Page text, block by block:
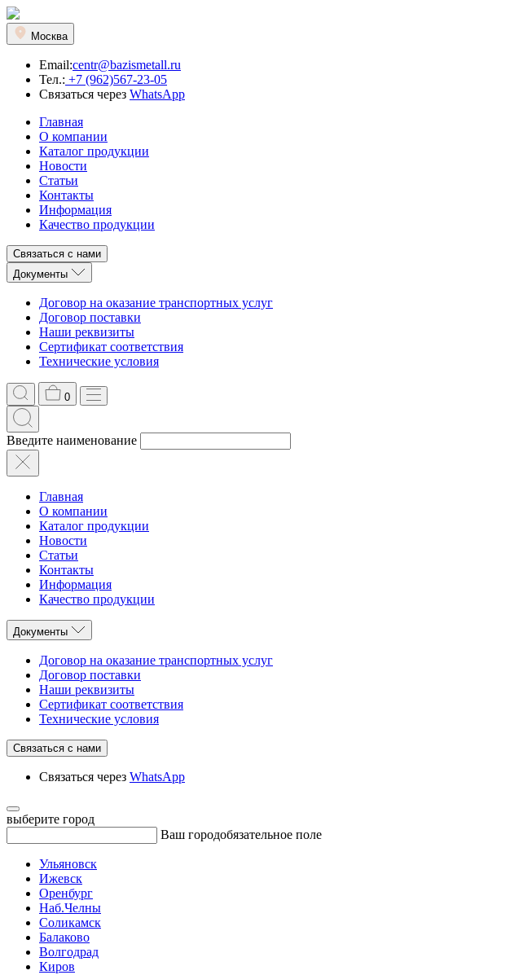
Москва
Email:centr@bazismetall.ru
Тел.: +7 (962)567-23-05
Связаться через WhatsApp
Главная
О компании
Каталог продукции
Новости
Статьи
Контакты
Информация
Качество продукции
Связаться с нами
Документы
Договор на оказание транспортных услуг
Договор поставки
Наши реквизиты
Сертификат соответствия
Технические условия
0
Введите наименование
Главная
О компании
Каталог продукции
Новости
Статьи
Контакты
Информация
Качество продукции
Документы
Договор на оказание транспортных услуг
Договор поставки
Наши реквизиты
Сертификат соответствия
Технические условия
Связаться с нами
Связаться через WhatsApp
выберите город
Ваш городобязательное поле
Ульяновск
Ижевск
Оренбург
Наб.Челны
Соликамск
Балаково
Волгодрад
Киров